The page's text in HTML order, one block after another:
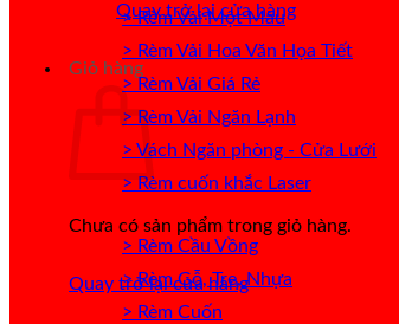
Quay trở lại cửa hàng
Giỏ hàng
Chưa có sản phẩm trong giỏ hàng.
Quay trở lại cửa hàng
> Rèm Vải Một Màu
> Rèm Vải Hoa Văn Họa Tiết
> Rèm Vải Giá Rẻ
> Rèm Vải Ngăn Lạnh
> Vách Ngăn phòng - Cửa Lưới
> Rèm cuốn khắc Laser
> Rèm Cầu Vồng
> Rèm Gỗ, Tre, Nhựa
> Rèm Cuốn